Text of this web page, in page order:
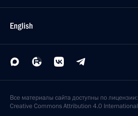
English
Все материалы сайта доступны по лицензии:
Creative Commons Attribution 4.0 International